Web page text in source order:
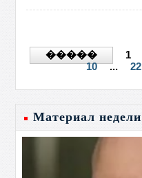
����� 1
10
... 22
Материал недели